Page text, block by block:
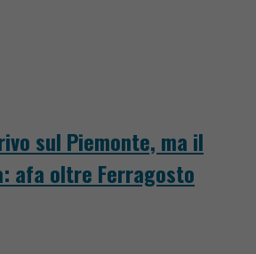
sul Piemonte, ma il
afa oltre Ferragosto